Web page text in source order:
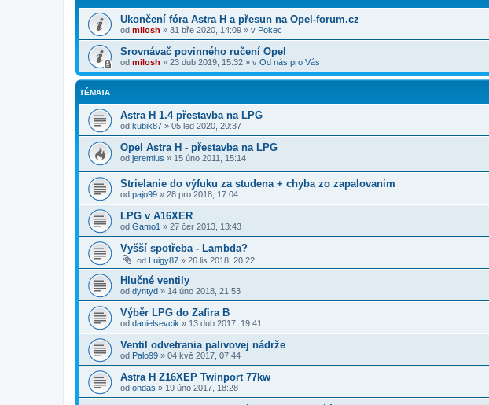
Ukončení fóra Astra H a přesun na Opel-forum.cz
od milosh » 31 bře 2020, 14:09 » v Pokec
Srovnávač povinného ručení Opel
od milosh » 23 dub 2019, 15:32 » v Od nás pro Vás
TÉMATA
Astra H 1.4 přestavba na LPG
od kubik87 » 05 led 2020, 20:37
Opel Astra H - přestavba na LPG
od jeremius » 15 úno 2011, 15:14
Strielanie do výfuku za studena + chyba zo zapalovanim
od pajo99 » 28 pro 2018, 17:04
LPG v A16XER
od Gamo1 » 27 čer 2013, 13:43
Vyšší spotřeba - Lambda?
od Luigy87 » 26 lis 2018, 20:22
Hlučné ventily
od dyntyd » 14 úno 2018, 21:53
Výběr LPG do Zafira B
od danielsevcik » 13 dub 2017, 19:41
Ventil odvetrania palivovej nádrže
od Palo99 » 04 kvě 2017, 07:44
Astra H Z16XEP Twinport 77kw
od ondas » 19 úno 2017, 18:28